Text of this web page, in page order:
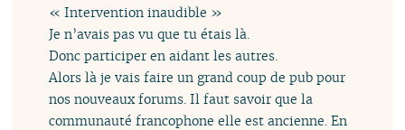
« Intervention inaudible »
Je n’avais pas vu que tu étais là.
Donc participer en aidant les autres.
Alors là je vais faire un grand coup de pub pour
nos nouveaux forums. Il faut savoir que la
communauté francophone elle est ancienne. En